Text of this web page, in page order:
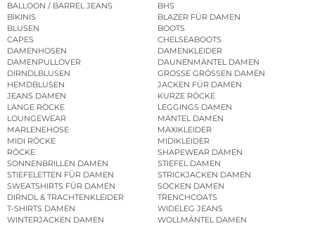
BALLOON / BARREL JEANS
BHS
BIKINIS
BLAZER FÜR DAMEN
BLUSEN
BOOTS
CAPES
CHELSEABOOTS
DAMENHOSEN
DAMENKLEIDER
DAMENPULLOVER
DAUNENMÄNTEL DAMEN
DIRNDLBLUSEN
GROSSE GRÖSSEN DAMEN
HEMDBLUSEN
JACKEN FÜR DAMEN
JEANS DAMEN
KURZE RÖCKE
LANGE RÖCKE
LEGGINGS DAMEN
LOUNGEWEAR
MÄNTEL DAMEN
MARLENEHOSE
MAXIKLEIDER
MIDI RÖCKE
MIDIKLEIDER
RÖCKE
SHAPEWEAR DAMEN
SONNENBRILLEN DAMEN
STIEFEL DAMEN
STIEFELETTEN FÜR DAMEN
STRICKJACKEN DAMEN
SWEATSHIRTS FÜR DAMEN
SOCKEN DAMEN
DIRNDL & TRACHTENKLEIDER
TRENCHCOATS
T-SHIRTS DAMEN
WIDELEG JEANS
WINTERJACKEN DAMEN
WOLLMÄNTEL DAMEN